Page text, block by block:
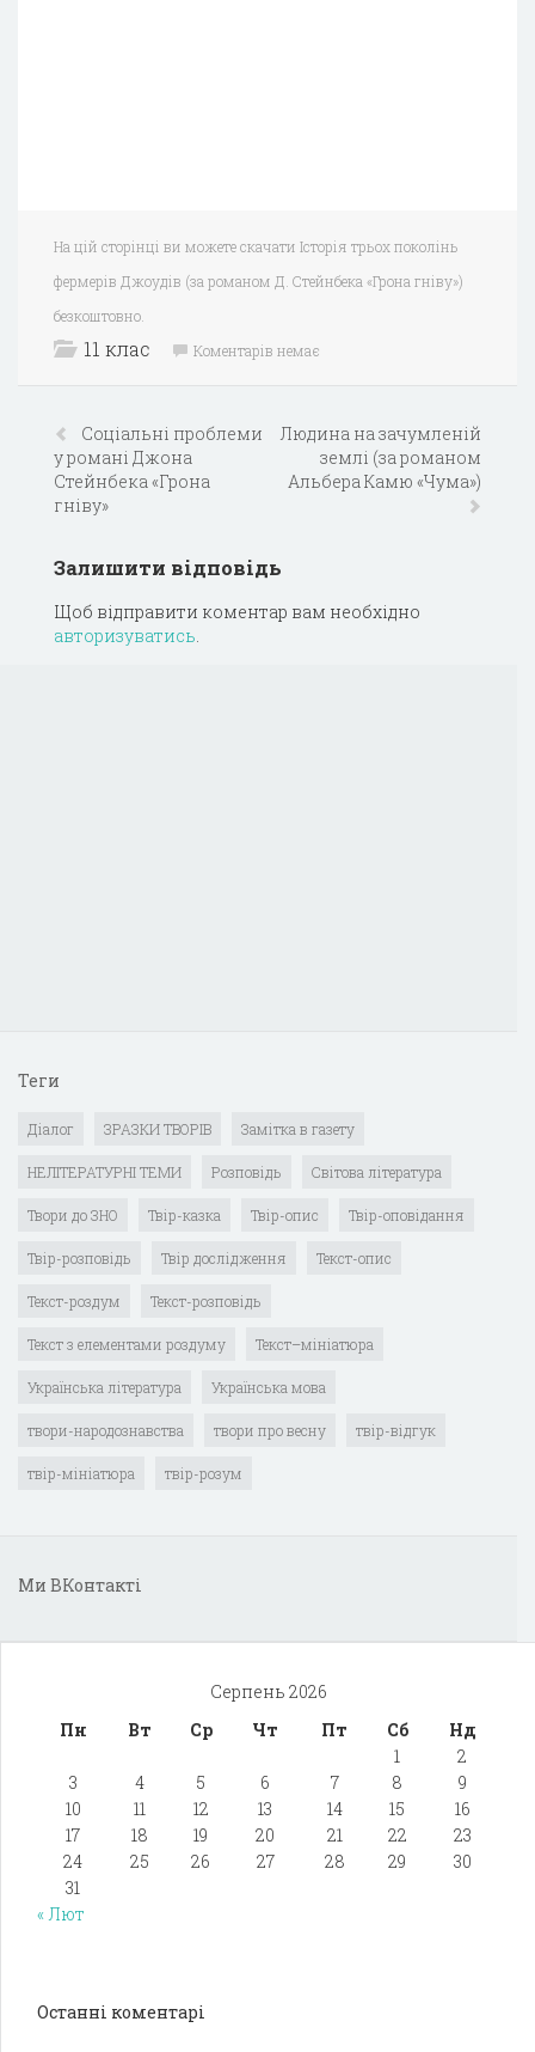
На цій сторінці ви можете скачати Історія трьох поколінь
фермерів Джоудів (за романом Д. Стейнбека «Грона гніву»)
безкоштовно.
11 клас Коментарів немає
Соціальні проблеми
у романі Джона
Стейнбека «Грона
гніву»
Людина на зачумленій
землі (за романом
Альбера Камю «Чума»)
Залишити відповідь
Щоб відправити коментар вам необхідно
авторизуватись.
Теги
Діалог ЗРАЗКИ ТВОРІВ Замітка в газету
НЕЛІТЕРАТУРНІ ТЕМИ Розповідь Світова література
Твори до ЗНО Твір-казка Твір-опис Твір-оповідання
Твір-розповідь Твір дослідження Текст-опис
Текст-роздум Текст-розповідь
Текст з елементами роздуму Текст–мініатюра
Українська література Українська мова
твори-народознавства твори про весну твір-відгук
твір-мініатюра твір-розум
Ми ВКонтакті
Серпень 2026
Пн
Вт Ср Чт Пт Сб
Нд
1
2
3
4 5 6 7 8
9
10
11 12 13 14 15
16
17
18 19 20 21 22
23
24
25 26 27 28 29
30
31
« Лют
Останні коментарі